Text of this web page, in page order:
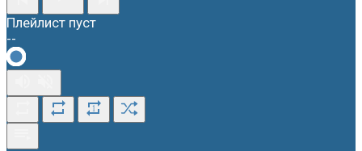
Плейлист пуст
--
1